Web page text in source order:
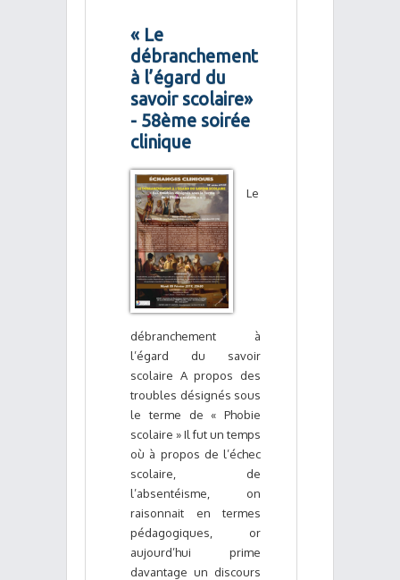
« Le
débranchement
à l’égard du
savoir scolaire»
- 58ème soirée
clinique
Le
débranchement à
l’égard du savoir
scolaire A propos des
troubles désignés sous
le terme de « Phobie
scolaire » Il fut un temps
où à propos de l’échec
scolaire, de
l’absentéisme, on
raisonnait en termes
pédagogiques, or
aujourd’hui prime
davantage un discours